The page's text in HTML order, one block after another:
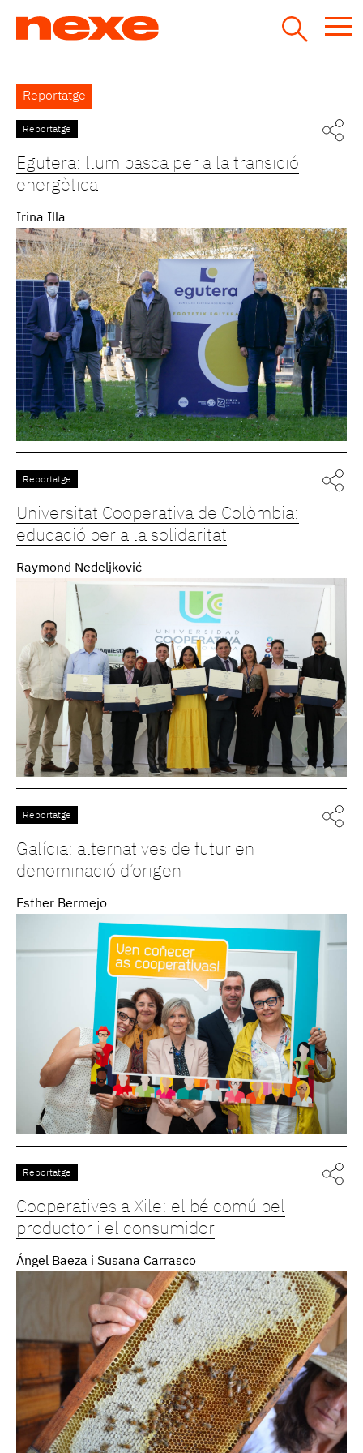
Back
to
top
Reportatge
Reportatge
Egutera: llum basca per a la transició
energètica
Irina Illa
Reportatge
Universitat Cooperativa de Colòmbia:
educació per a la solidaritat
Raymond Nedeljković
Reportatge
Galícia: alternatives de futur en
denominació d’origen
Esther Bermejo
Reportatge
Cooperatives a Xile: el bé comú pel
productor i el consumidor
Ángel Baeza i Susana Carrasco
Pàgines